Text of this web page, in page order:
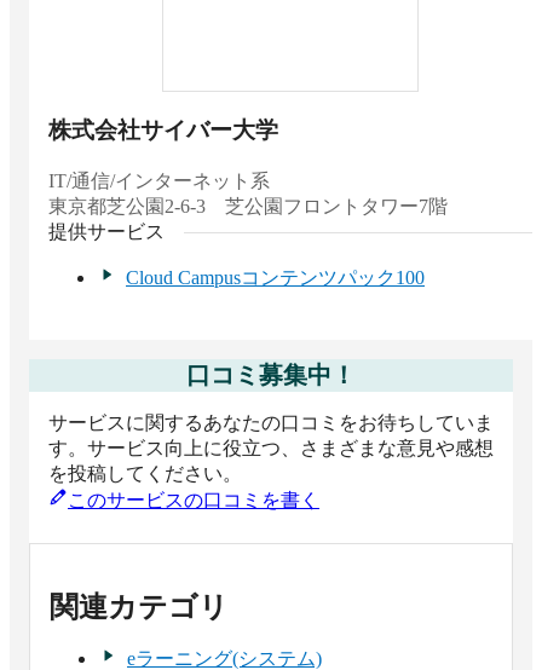
株式会社サイバー大学
IT/通信/インターネット系
東京都芝公園2-6-3 芝公園フロントタワー7階
提供サービス
Cloud Campusコンテンツパック100
口コミ募集中！
サービスに関するあなたの口コミをお待ちしていま
す。サービス向上に役立つ、さまざまな意見や感想
を投稿してください。
このサービスの口コミを書く
関連カテゴリ
eラーニング(システム)